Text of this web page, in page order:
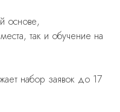
основе,
так и обучение на
набор заявок до 17